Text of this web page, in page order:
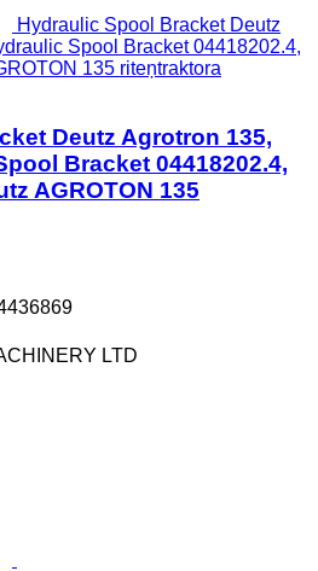
Hydraulic Spool Bracket Deutz
Spool Bracket 04418202.4,
135 riteņtraktora
Deutz Agrotron 135,
Bracket 04418202.4,
AGROTON 135
LTD